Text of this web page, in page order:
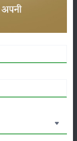
के अंतराल पर सिंचाई
5 लीटर पानी की